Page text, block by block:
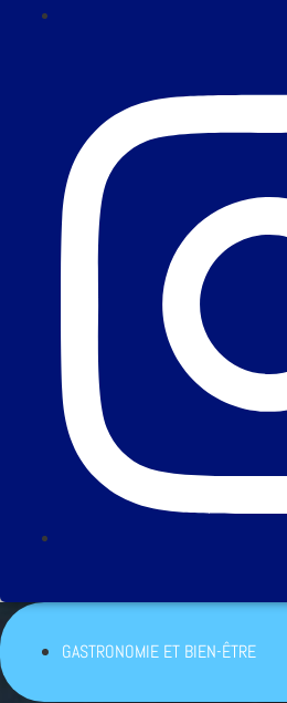
GASTRONOMIE ET BIEN-ÊTRE